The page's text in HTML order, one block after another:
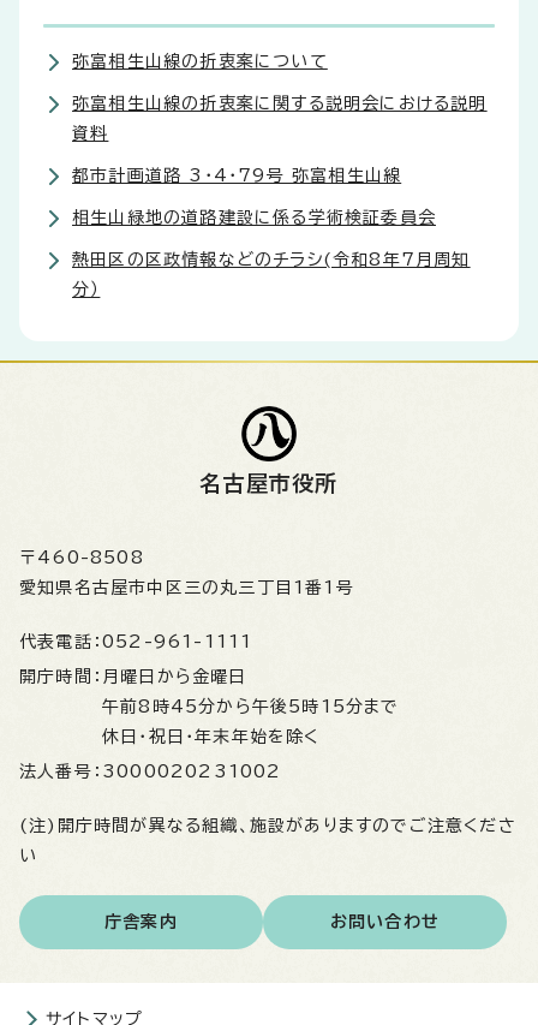
弥富相生山線の折衷案について
弥富相生山線の折衷案に関する説明会における説明
資料
都市計画道路 3・4・79号 弥富相生山線
相生山緑地の道路建設に係る学術検証委員会
熱田区の区政情報などのチラシ(令和8年7月周知
分）
名古屋市役所
〒460-8508
愛知県名古屋市中区三の丸三丁目1番1号
代表電話： 052-961-1111
開庁時間： 月曜日から金曜日
午前8時45分から午後5時15分まで
休日・祝日・年末年始を除く
法人番号： 3000020231002
(注)開庁時間が異なる組織、施設がありますのでご注意くださ
い
庁舎案内 お問い合わせ
サイトマップ